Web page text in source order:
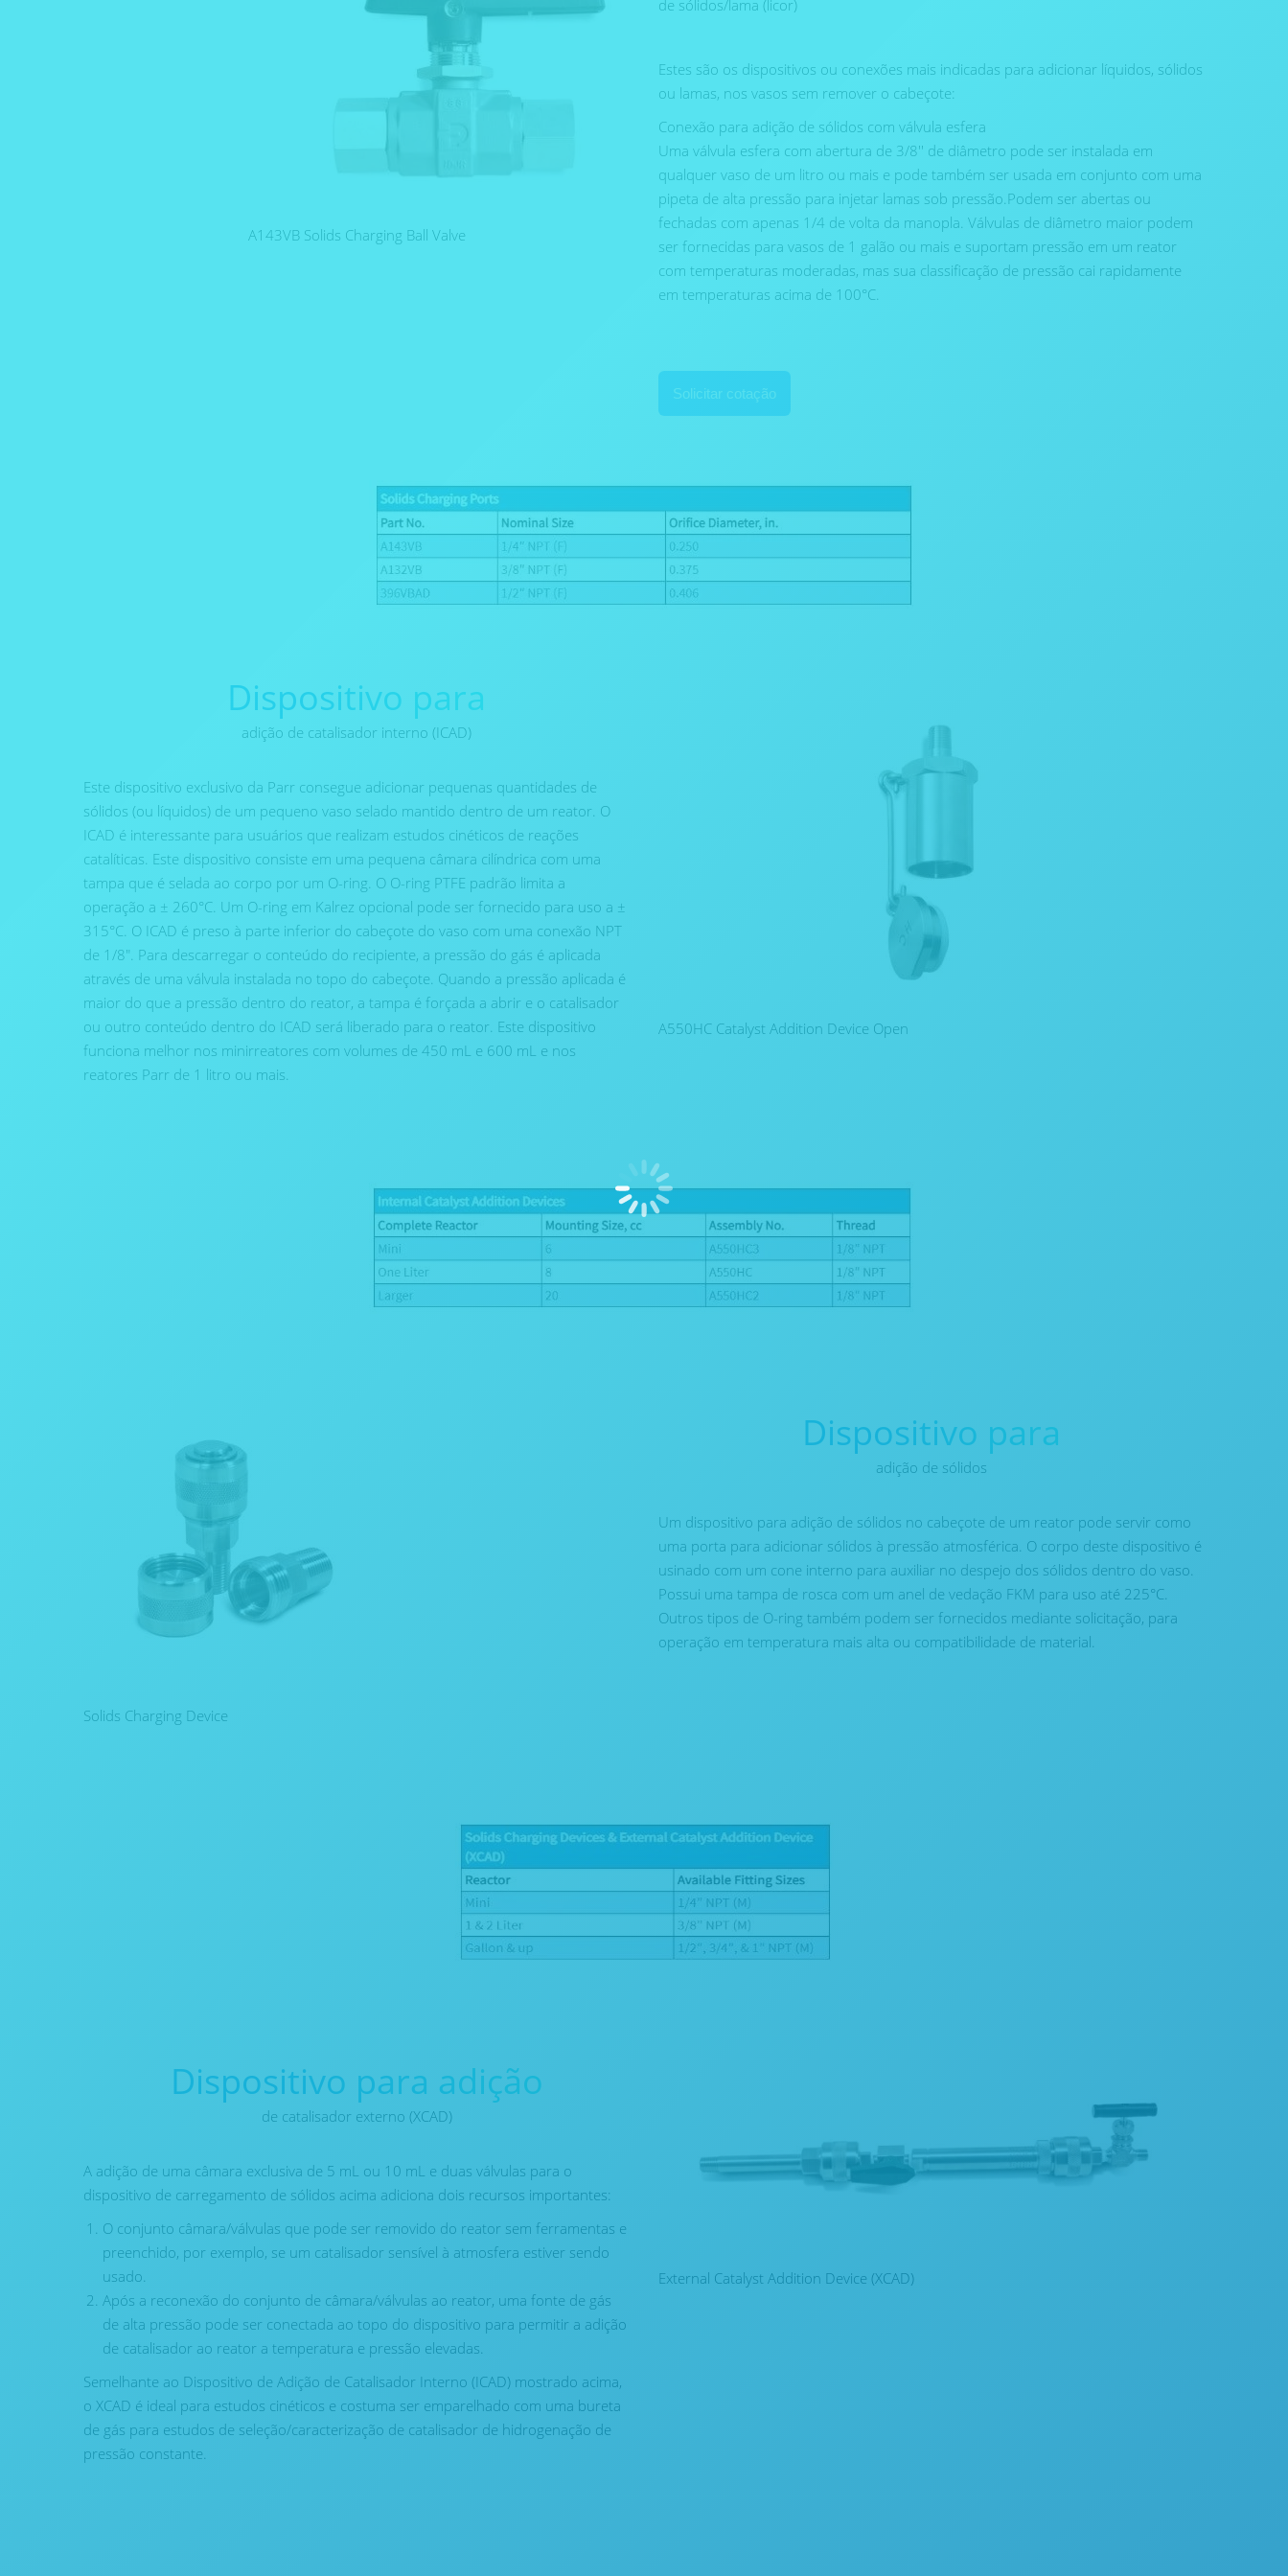
A143VB Solids Charging Ball Valve
de sólidos/lama (licor)
Estes são os dispositivos ou conexões mais indicadas para adicionar líquidos, sólidos
ou lamas, nos vasos sem remover o cabeçote:
Conexão para adição de sólidos com válvula esfera
Uma válvula esfera com abertura de 3/8′′ de diâmetro pode ser instalada em
qualquer vaso de um litro ou mais e pode também ser usada em conjunto com uma
pipeta de alta pressão para injetar lamas sob pressão.Podem ser abertas ou
fechadas com apenas 1/4 de volta da manopla. Válvulas de diâmetro maior podem
ser fornecidas para vasos de 1 galão ou mais e suportam pressão em um reator
com temperaturas moderadas, mas sua classificação de pressão cai rapidamente
em temperaturas acima de 100°C.
Solicitar cotação
Dispositivo para
adição de catalisador interno (ICAD)
Este dispositivo exclusivo da Parr consegue adicionar pequenas quantidades de
sólidos (ou líquidos) de um pequeno vaso selado mantido dentro de um reator. O
ICAD é interessante para usuários que realizam estudos cinéticos de reações
catalíticas. Este dispositivo consiste em uma pequena câmara cilíndrica com uma
tampa que é selada ao corpo por um O-ring. O O-ring PTFE padrão limita a
operação a ± 260°C. Um O-ring em Kalrez opcional pode ser fornecido para uso a ±
315°C. O ICAD é preso à parte inferior do cabeçote do vaso com uma conexão NPT
de 1/8″. Para descarregar o conteúdo do recipiente, a pressão do gás é aplicada
através de uma válvula instalada no topo do cabeçote. Quando a pressão aplicada é
maior do que a pressão dentro do reator, a tampa é forçada a abrir e o catalisador
ou outro conteúdo dentro do ICAD será liberado para o reator. Este dispositivo
funciona melhor nos minirreatores com volumes de 450 mL e 600 mL e nos
reatores Parr de 1 litro ou mais.
A550HC Catalyst Addition Device Open
Solids Charging Device
Dispositivo para
adição de sólidos
Um dispositivo para adição de sólidos no cabeçote de um reator pode servir como
uma porta para adicionar sólidos à pressão atmosférica. O corpo deste dispositivo é
usinado com um cone interno para auxiliar no despejo dos sólidos dentro do vaso.
Possui uma tampa de rosca com um anel de vedação FKM para uso até 225°C.
Outros tipos de O-ring também podem ser fornecidos mediante solicitação, para
operação em temperatura mais alta ou compatibilidade de material.
Dispositivo para adição
de catalisador externo (XCAD)
A adição de uma câmara exclusiva de 5 mL ou 10 mL e duas válvulas para o
dispositivo de carregamento de sólidos acima adiciona dois recursos importantes:
O conjunto câmara/válvulas que pode ser removido do reator sem ferramentas e
preenchido, por exemplo, se um catalisador sensível à atmosfera estiver sendo
usado.
Após a reconexão do conjunto de câmara/válvulas ao reator, uma fonte de gás
de alta pressão pode ser conectada ao topo do dispositivo para permitir a adição
de catalisador ao reator a temperatura e pressão elevadas.
Semelhante ao Dispositivo de Adição de Catalisador Interno (ICAD) mostrado acima,
o XCAD é ideal para estudos cinéticos e costuma ser emparelhado com uma bureta
de gás para estudos de seleção/caracterização de catalisador de hidrogenação de
pressão constante.
External Catalyst Addition Device (XCAD)